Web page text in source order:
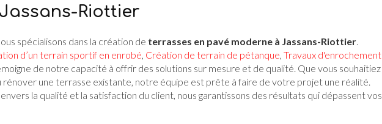
Riottier
spécialisons dans la création de terrasses en pavé moderne à Jassans-Riottier.
d’un terrain sportif en enrobé, Création de terrain de pétanque, Travaux d'enrochement
de notre capacité à offrir des solutions sur mesure et de qualité. Que vous souhaitiez
rénover une terrasse existante, notre équipe est prête à faire de votre projet une réalité.
la qualité et la satisfaction du client, nous garantissons des résultats qui dépassent vos